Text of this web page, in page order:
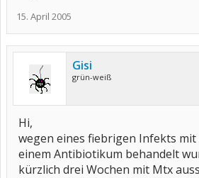
15. April 2005
Gisi
grün-weiß
Hi,
wegen eines fiebrigen Infekts
einem Antibiotikum behandelt
kürzlich drei Wochen mit Mtx